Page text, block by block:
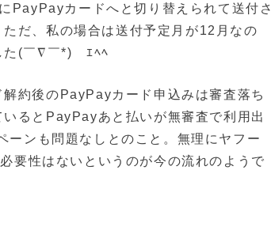
PayPayカードへと切り替えられて送付さ
だ、私の場合は送付予定月が12月なの
た(￣∇￣*)ゞｴﾍﾍ
約後のPayPayカード申込みは審査落ち
るとPayPayあと払いが無審査で利用出
ンも問題なしとのこと。無理にヤフー
要性はないというのが今の流れのようで